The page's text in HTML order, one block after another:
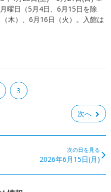
曜日（5月4日、6月15日を除
木）、6月16日（火）。入館は
3
次へ
次の日を見る
2026年6月15日(月)